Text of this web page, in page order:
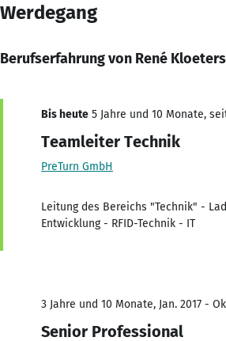
Werdegang
Berufserfahrung von René Kloeters
Bis heute 5 Jahre und 10 Monate,
Teamleiter Technik
PreTurn GmbH
Leitung des Bereichs "Technik" -
Entwicklung - RFID-Technik - IT
3 Jahre und 10 Monate, Jan. 2017 -
Senior Professional